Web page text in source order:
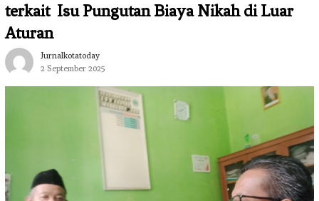
terkait Isu Pungutan Biaya Nikah di Luar
Aturan
Jurnalkotatoday
2 September 2025